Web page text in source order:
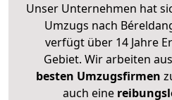
Unser Unternehmen hat
Umzugs nach
verfügt über 14 Jahre
Gebiet. Wir arbeiten
besten Umzugsfirmen
auch eine